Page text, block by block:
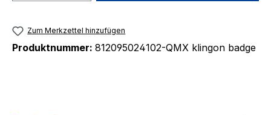
Zum Merkzettel hinzufügen
Produktnummer: 812095024102-QMX klingon badge